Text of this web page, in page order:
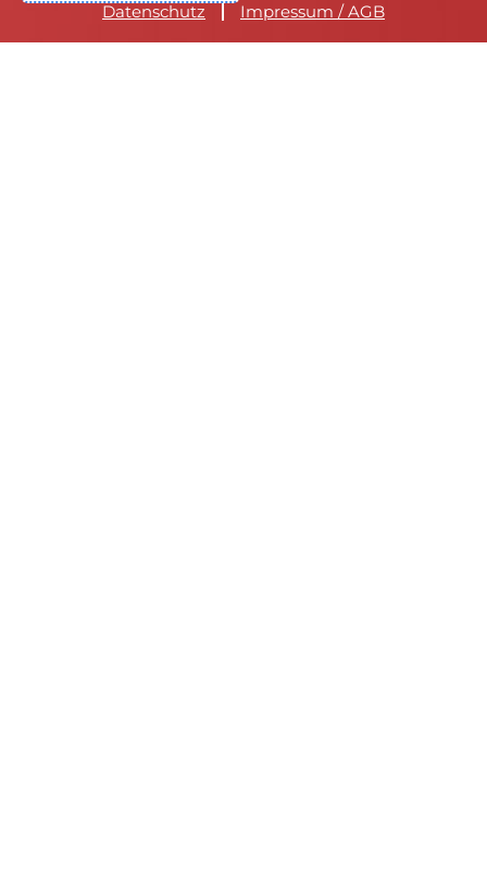
Datenschutz Impressum / AGB